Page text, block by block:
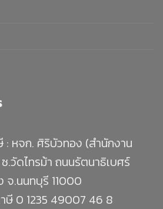
: หจก. ศิริบัวทอง (สำนักงาน
.วัดไทรม้า ถนนรัตนาธิเบศร์
จ.นนทบุรี 11000
ษี 0 1235 49007 46 8